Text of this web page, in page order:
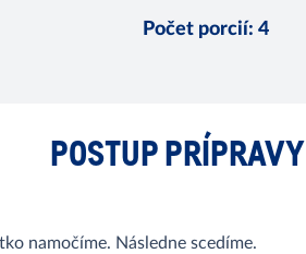
Počet porcií: 4
POSTUP PRÍPRAVY
namočíme. Následne scedíme.